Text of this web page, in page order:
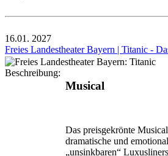
16.01. 2027
Freies Landestheater Bayern | Titanic -
Beschreibung:
Musical
Das preisgekrönte Musical
dramatische und
„unsinkbaren“